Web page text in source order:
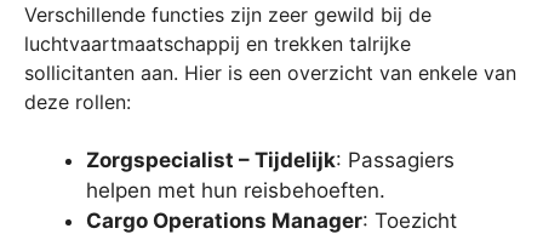
Verschillende functies zijn zeer gewild bij de
luchtvaartmaatschappij en trekken talrijke
sollicitanten aan. Hier is een overzicht van enkele van
deze rollen:
Zorgspecialist – Tijdelijk: Passagiers
helpen met hun reisbehoeften.
Cargo Operations Manager: Toezicht